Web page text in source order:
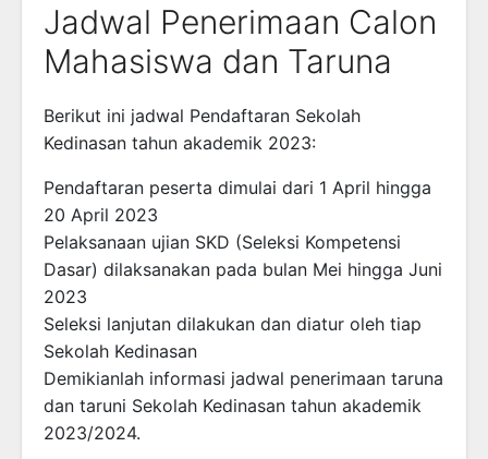
Jadwal Penerimaan Calon
Mahasiswa dan Taruna
Berikut ini jadwal Pendaftaran Sekolah
Kedinasan tahun akademik 2023:
Pendaftaran peserta dimulai dari 1 April hingga
20 April 2023
Pelaksanaan ujian SKD (Seleksi Kompetensi
Dasar) dilaksanakan pada bulan Mei hingga Juni
2023
Seleksi lanjutan dilakukan dan diatur oleh tiap
Sekolah Kedinasan
Demikianlah informasi jadwal penerimaan taruna
dan taruni Sekolah Kedinasan tahun akademik
2023/2024.